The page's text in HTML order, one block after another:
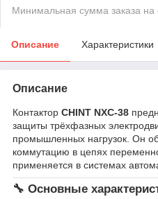
Минимальная сумма заказа
Описание Характеристики
Описание
Контактор CHINT NXC-38
защиты трёхфазных
промышленных нагрузок. Он
коммутацию в цепях
применяется в системах
🔧 Основные